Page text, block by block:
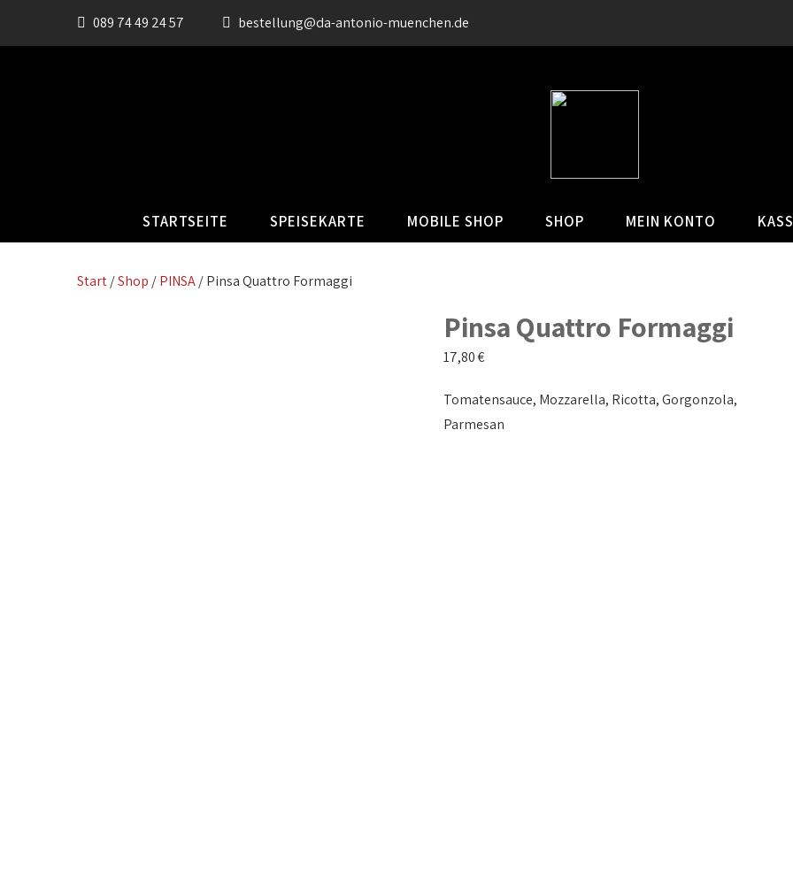
089 74 49 24 57 bestellung@da-antonio-muenchen.de
STARTSEITE SPEISEKARTE MOBILE SHOP SHOP MEIN KONTO
Start/Shop /PINSA/ Pinsa Quattro Formaggi
Pinsa Quattro Formaggi
17,80€
Tomatensauce, Mozzarella, Ricotta, Gorgonzola,
Parmesan